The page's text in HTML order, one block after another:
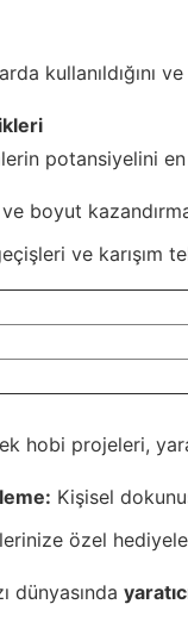
kullanıldığını
potansiyelini en
boyut
ve karışım
hobi projeleri,
Kişisel
özel
dünyasında